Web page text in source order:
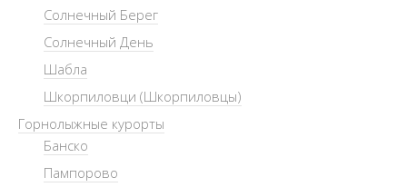
Солнечный Берег
Солнечный День
Шабла
Шкорпиловци (Шкорпиловцы)
Горнолыжные курорты
Банско
Пампорово